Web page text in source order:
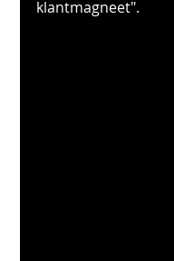
klantmagneet".